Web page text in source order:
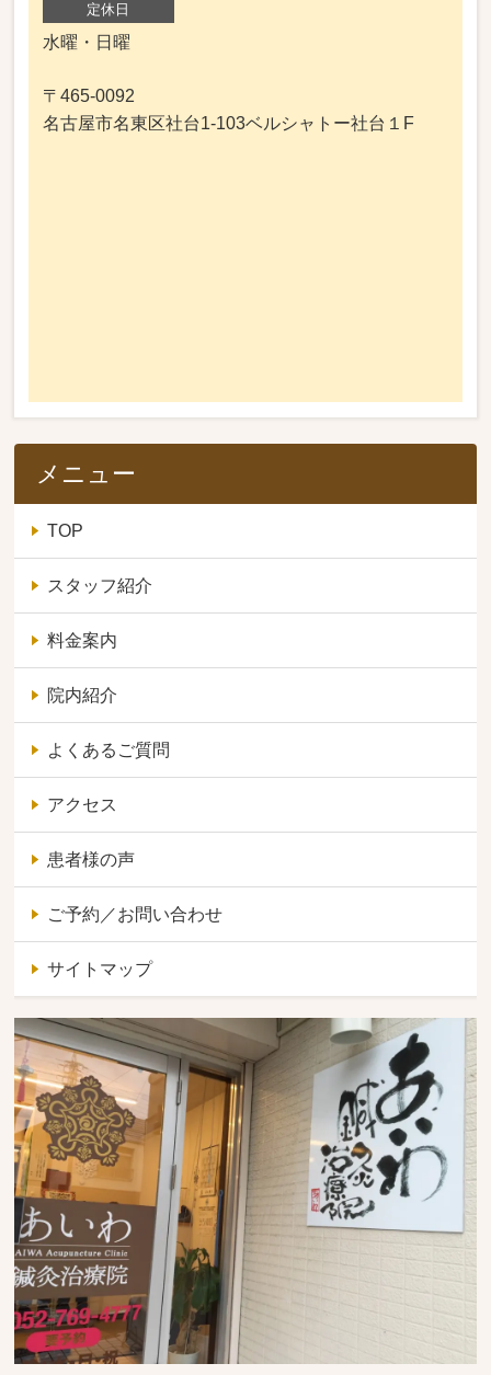
定休日
水曜・日曜
〒465-0092
名古屋市名東区社台1-103ベルシャトー社台１F
メニュー
TOP
スタッフ紹介
料金案内
院内紹介
よくあるご質問
アクセス
患者様の声
ご予約／お問い合わせ
サイトマップ